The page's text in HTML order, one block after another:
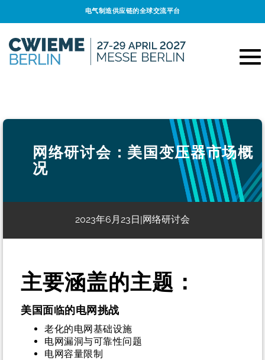
电气制造供应链的全球交流平台
网络研讨会：美国变压器市场概
况
2023年6月23日|网络研讨会
主要涵盖的主题：
美国面临的电网挑战
老化的电网基础设施
电网漏洞与可靠性问题
电网容量限制